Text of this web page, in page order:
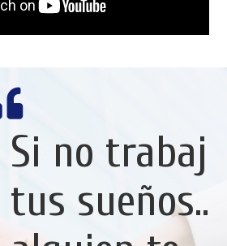
trabajas por